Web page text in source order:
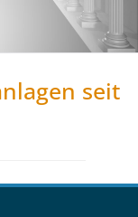
seit